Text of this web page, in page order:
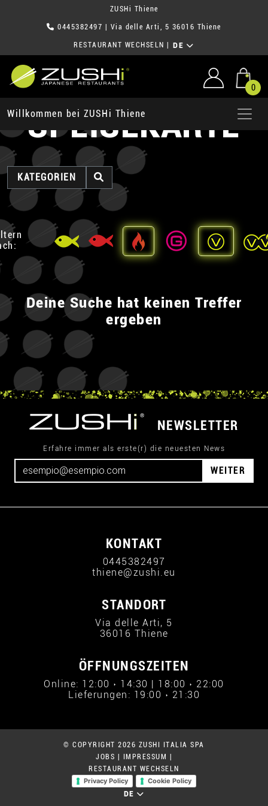
ZUSHi Thiene
0445382497 | Via delle Arti, 5 36016 Thiene
RESTAURANT WECHSELN DE
0
Willkommen bei ZUSHi Thiene
SPEISEKARTE
KATEGORIEN
Deine Suche hat keinen Treffer
ergeben
NEWSLETTER
Erfahre immer als erste(r) die neuesten News
WEITER
KONTAKT
0445382497
thiene@zushi.eu
STANDORT
Via delle Arti, 5
36016 Thiene
ÖFFNUNGSZEITEN
Online: 12:00 › 14:30 | 18:00 › 22:00
Lieferungen: 19:00 › 21:30
© COPYRIGHT 2026 ZUSHI ITALIA SPA
JOBS
IMPRESSUM
RESTAURANT WECHSELN
Privacy Policy
Cookie Policy
DE